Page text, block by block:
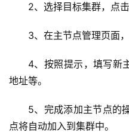
务
虚
2、选择目标集群，点击
3、在主节点管理页面
4、按照提示，填写新
地址等。
5、完成添加主节点的
点将自动加入到集群中。